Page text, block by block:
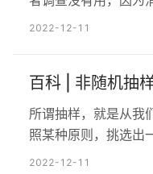
么。”这句话缺乏最
掩盖自己诊断能力的
是调查本身没有用，
既…
2022-12-11
百科 | 非随机抽
所谓抽样，就是从我
照某种原则，挑选出
果，代表目标群体整
2022-12-11